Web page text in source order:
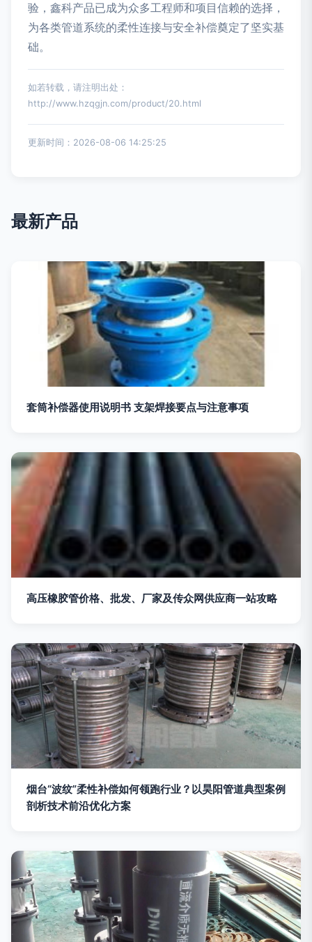
验，鑫科产品已成为众多工程师和项目信赖的选择，
为各类管道系统的柔性连接与安全补偿奠定了坚实基
础。
如若转载，请注明出处：
http://www.hzqgjn.com/product/20.html
更新时间：2026-08-06 14:25:25
最新产品
套筒补偿器使用说明书 支架焊接要点与注意事项
高压橡胶管价格、批发、厂家及传众网供应商一站攻略
烟台“波纹”柔性补偿如何领跑行业？以昊阳管道典型案例
剖析技术前沿优化方案